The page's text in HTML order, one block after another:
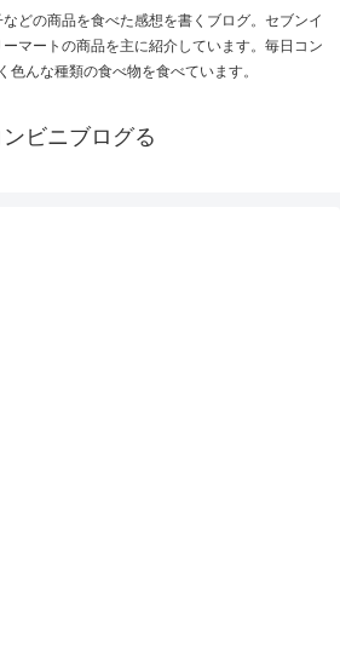
どの商品を食べた感想を書くブログ。セブンイ
マートの商品を主に紹介しています。毎日コン
色んな種類の食べ物を食べています。
ンビニブログる